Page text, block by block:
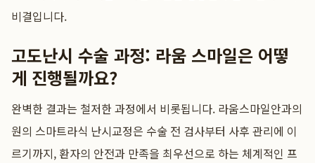
비결입니다.
고도난시 수술 과정: 라움 스마일은 어떻
게 진행될까요?
완벽한 결과는 철저한 과정에서 비롯됩니다. 라움스마일안과의
원의 스마트라식 난시교정은 수술 전 검사부터 사후 관리에 이
르기까지, 환자의 안전과 만족을 최우선으로 하는 체계적인 프